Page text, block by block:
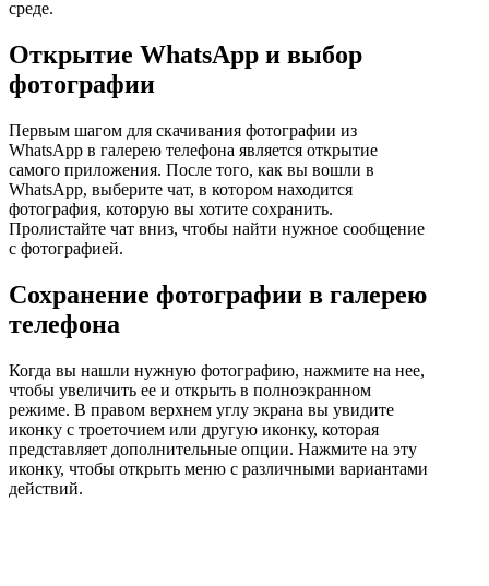
среде.
Открытие WhatsApp и выбор
фотографии
Первым шагом для скачивания фотографии из
WhatsApp в галерею телефона является открытие
самого приложения. После того, как вы вошли в
WhatsApp, выберите чат, в котором находится
фотография, которую вы хотите сохранить.
Пролистайте чат вниз, чтобы найти нужное сообщение
с фотографией.
Сохранение фотографии в галерею
телефона
Когда вы нашли нужную фотографию, нажмите на нее,
чтобы увеличить ее и открыть в полноэкранном
режиме. В правом верхнем углу экрана вы увидите
иконку с троеточием или другую иконку, которая
представляет дополнительные опции. Нажмите на эту
иконку, чтобы открыть меню с различными вариантами
действий.